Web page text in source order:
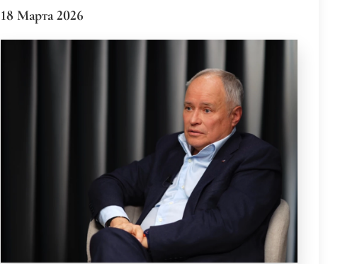
18 Марта 2026